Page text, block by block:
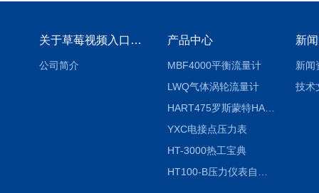
关于草莓视频入口免费下载
公司简介
产品中心
MBF4000平衡流量计
LWQ气体涡轮流量计
HART475罗斯蒙特HART475手操器
YXC电接点压力表
HT-3000热工宝典
新
新闻
技术